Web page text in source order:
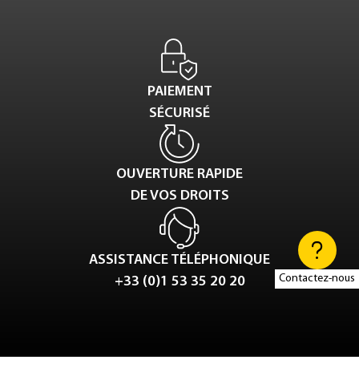
Contactez-nous
PAIEMENT
SÉCURISÉ
OUVERTURE RAPIDE
DE VOS DROITS
ASSISTANCE TÉLÉPHONIQUE
+33 (0)1 53 35 20 20